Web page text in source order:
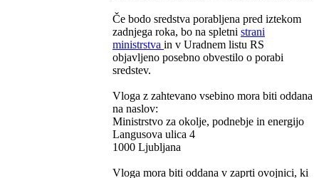
Če bodo sredstva porabljena pred iztekom
zadnjega roka, bo na spletni strani
ministrstva in v Uradnem listu RS
objavljeno posebno obvestilo o porabi
sredstev.
Vloga z zahtevano vsebino mora biti oddana
na naslov:
Ministrstvo za okolje, podnebje in energijo
Langusova ulica 4
1000 Ljubljana
Vloga mora biti oddana v zaprti ovojnici, ki